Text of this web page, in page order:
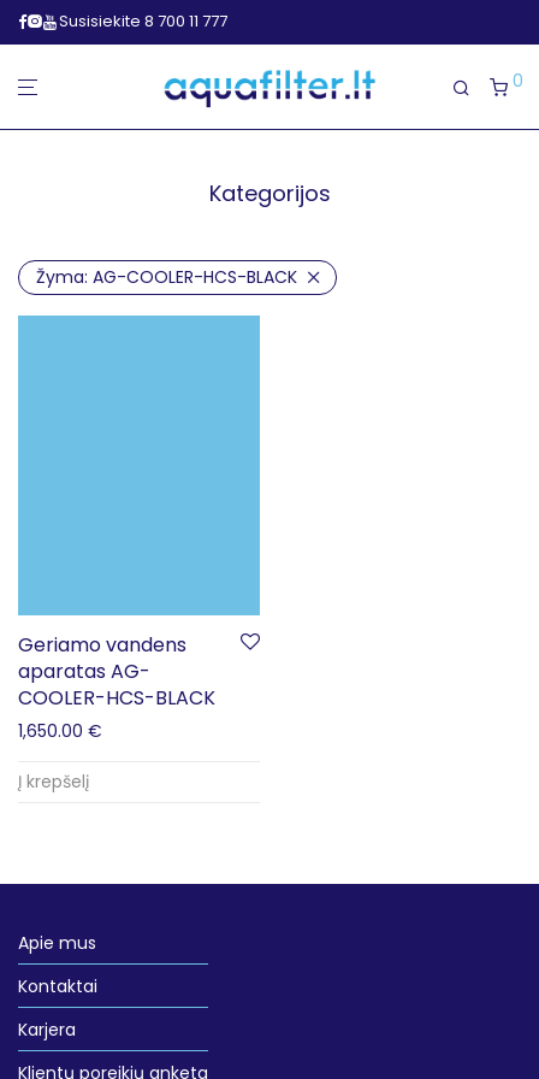
Susisiekite 8 700 11 777
0
Kategorijos
Žyma: AG-COOLER-HCS-BLACK
Geriamo vandens
aparatas AG-
COOLER-HCS-BLACK
1,650.00 €
Į krepšelį
Apie mus
Kontaktai
Karjera
Klientų poreikių anketa